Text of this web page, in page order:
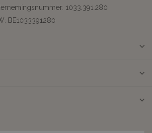
1033.391.280
BE1033391280